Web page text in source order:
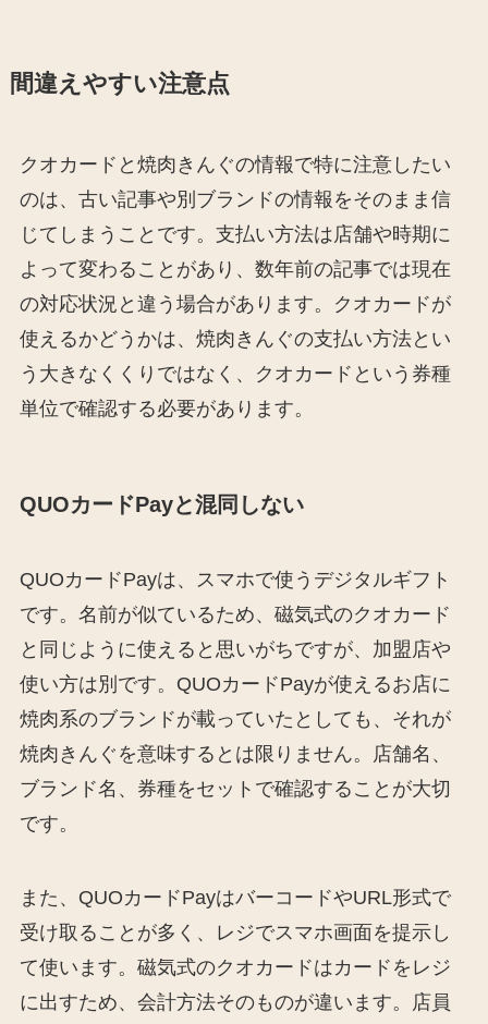
間違えやすい注意点
クオカードと焼肉きんぐの情報で特に注意したい
のは、古い記事や別ブランドの情報をそのまま信
じてしまうことです。支払い方法は店舗や時期に
よって変わることがあり、数年前の記事では現在
の対応状況と違う場合があります。クオカードが
使えるかどうかは、焼肉きんぐの支払い方法とい
う大きなくくりではなく、クオカードという券種
単位で確認する必要があります。
QUOカードPayと混同しない
QUOカードPayは、スマホで使うデジタルギフト
です。名前が似ているため、磁気式のクオカード
と同じように使えると思いがちですが、加盟店や
使い方は別です。QUOカードPayが使えるお店に
焼肉系のブランドが載っていたとしても、それが
焼肉きんぐを意味するとは限りません。店舗名、
ブランド名、券種をセットで確認することが大切
です。
また、QUOカードPayはバーコードやURL形式で
受け取ることが多く、レジでスマホ画面を提示し
て使います。磁気式のクオカードはカードをレジ
に出すため、会計方法そのものが違います。店員